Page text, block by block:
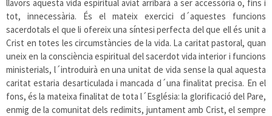
llavors aquesta vida espiritual aviat arribarà a ser accessòria o, fins i
tot, innecessària. És el mateix exercici d´aquestes funcions
sacerdotals el que li ofereix una síntesi perfecta del que ell és unit a
Crist en totes les circumstàncies de la vida. La caritat pastoral, quan
uneix en la consciència espiritual del sacerdot vida interior i funcions
ministerials, l´introduirà en una unitat de vida sense la qual aquesta
caritat estaria desarticulada i mancada d´una finalitat precisa. En el
fons, és la mateixa finalitat de tota l´Església: la glorificació del Pare,
enmig de la comunitat dels redimits, juntament amb Crist, el sempre